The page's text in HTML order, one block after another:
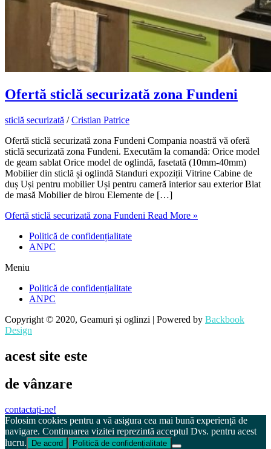
Ofertă sticlă securizată zona Fundeni
sticlă securizată /Cristian Patrice
Ofertă sticlă securizată zona Fundeni Compania noastră vă oferă
sticlă securizată zona Fundeni. Executăm la comandă: Orice model
de geam sablat Orice model de oglindă, fasetată (10mm-40mm)
Mobilier din sticlă și oglindă Standuri expoziții Vitrine Cabine de
duș Uși pentru mobilier Uși pentru cameră interior sau exterior Blat
de masă Mobilier de birou Elemente de […]
Ofertă sticlă securizată zona Fundeni Read More »
Politică de confidențialitate
ANPC
Meniu
Politică de confidențialitate
ANPC
Copyright © 2020, Geamuri și oglinzi | Powered by Backbook
Design
acest site este
de vânzare
contactați-ne!
Folosim cookies pentru a vă asigura cea mai bună experiență de
navigare. Continuarea vizitei reprezintă acceptul Dvs. pentru acest
lucru.
De acord Politică de confidențialitate